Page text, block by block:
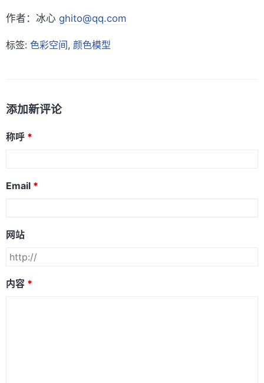
作者：冰心 ghito@qq.com
标签: 色彩空间, 颜色模型
添加新评论
称呼
Email
网站
内容